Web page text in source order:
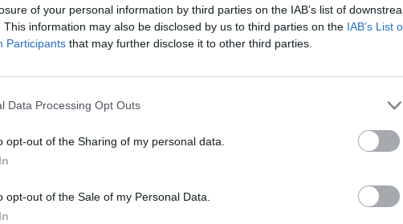
of your personal information by third parties on the IAB’s list of
This information may also be disclosed by us to third parties on the IAB’s List
Participants that may further disclose it to other third parties.
Data Processing Opt Outs
opt-out of the Sharing of my personal data.
opt-out of the Sale of my Personal Data.
psychicznej, samopoczucia bądź
z wysoką inflacją. Tak działa na rodaków m.in.
dochodów. 41,8% osób nie odczuwa tego, a
można powiedzieć, że blisko 15 mln Polaków
z wysoką inflacją, która odcisnęła trwałe
ciągnęło się przez kolejne lata. Z badania wynika
jest
, na który – wg naszych obliczeń – może